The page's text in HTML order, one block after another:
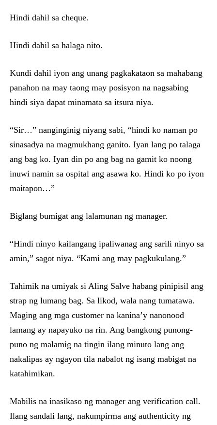
Hindi dahil sa cheque.
Hindi dahil sa halaga nito.
Kundi dahil iyon ang unang pagkakataon sa mahabang
panahon na may taong may posisyon na nagsabing
hindi siya dapat minamata sa itsura niya.
“Sir…” nanginginig niyang sabi, “hindi ko naman po
sinasadya na magmukhang ganito. Iyan lang po talaga
ang bag ko. Iyan din po ang bag na gamit ko noong
inuwi namin sa ospital ang asawa ko. Hindi ko po iyon
maitapon…”
Biglang bumigat ang lalamunan ng manager.
“Hindi ninyo kailangang ipaliwanag ang sarili ninyo sa
amin,” sagot niya. “Kami ang may pagkukulang.”
Tahimik na umiyak si Aling Salve habang pinipisil ang
strap ng lumang bag. Sa likod, wala nang tumatawa.
Maging ang mga customer na kanina’y nanonood
lamang ay napayuko na rin. Ang bangkong punong-
puno ng malamig na tingin ilang minuto lang ang
nakalipas ay ngayon tila nabalot ng isang mabigat na
katahimikan.
Mabilis na inasikaso ng manager ang verification call.
Ilang sandali lang, nakumpirma ang authenticity ng